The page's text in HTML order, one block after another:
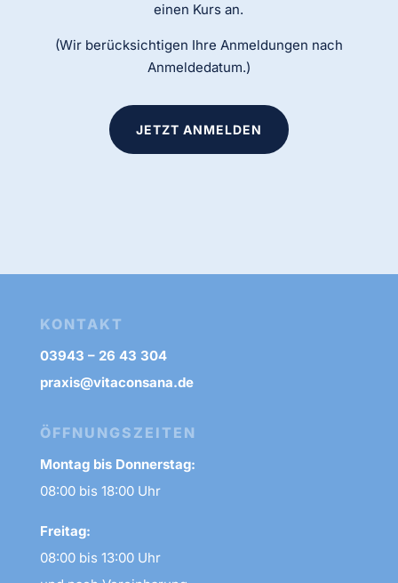
einen Kurs an.
(Wir berücksichtigen Ihre Anmeldungen nach
Anmeldedatum.)
JETZT ANMELDEN
KONTAKT
03943 – 26 43 304
praxis@vitaconsana.de
ÖFFNUNGSZEITEN
Montag bis Donnerstag:
08:00 bis 18:00 Uhr
Freitag:
08:00 bis 13:00 Uhr